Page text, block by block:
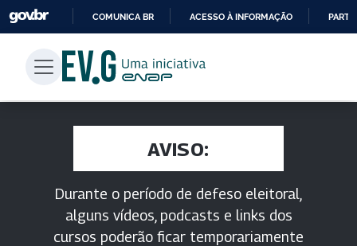
PARA
CONTEÚDO
COMUNICA BR ACESSO À INFORMAÇÃO
AVISO:
Durante o período de defeso eleitoral,
alguns vídeos, podcasts e links dos
cursos poderão ficar temporariamente